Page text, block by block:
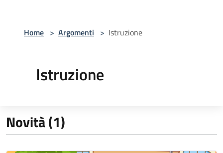
Home > Argomenti > Istruzione
Istruzione
Novità (1)